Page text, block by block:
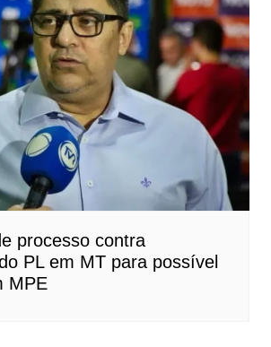
processo contra
PL em MT para possível
MPE